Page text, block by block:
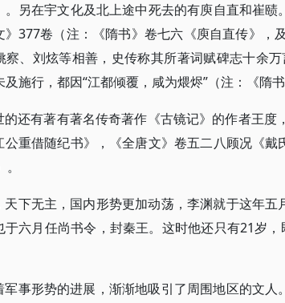
。另在宇文化及北上途中死去的有庾自直和崔
377卷（注：《隋书》卷七六《庾自直传》，
察、刘炫等相善，史传称其所著词赋碑志十余
施行，都因“江都倾覆，咸为煨烬”（注：《隋
还有著有著名传奇著作《古镜记》的作者王度
重借随纪书》，《全唐文》卷五二八顾况《
下无主，国内形势更加动荡，李渊就于这年五
六月任尚书令，封秦王。这时他还只有21岁，
军事形势的进展，渐渐地吸引了周围地区的文